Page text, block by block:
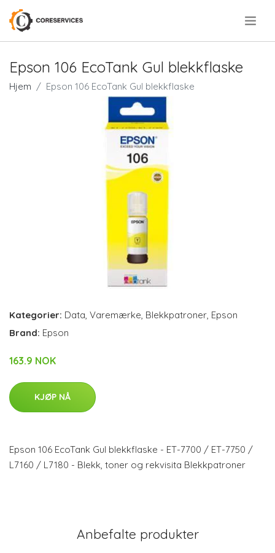
Epson 106 EcoTank Gul blekkflaske
Hjem Epson 106 EcoTank Gul blekkflaske
Kategorier: Data Varemærke Blekkpatroner Epson
Brand: Epson
163.9 NOK
KJØP NÅ
Epson 106 EcoTank Gul blekkflaske - ET-7700 / ET-7750 /
L7160 / L7180 - Blekk, toner og rekvisita Blekkpatroner
Anbefalte produkter